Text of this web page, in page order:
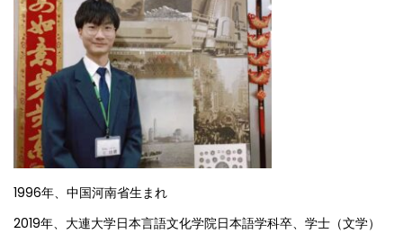
1996年、中国河南省生まれ
2019年、大連大学日本言語文化学院日本語学科卒、学士（文学）